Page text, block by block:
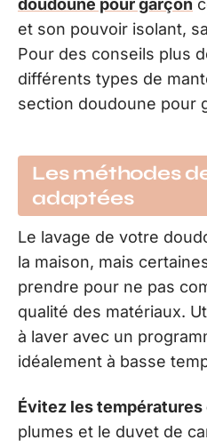
doudoune pour garçon
et son pouvoir isolant,
Pour des conseils plus
différents types de
section doudoune pour
Les méthodes
adaptées
Le lavage de votre
la maison, mais
prendre pour ne pas
qualité des matériaux.
à laver avec un
idéalement à basse
Évitez les
plumes et le duvet de